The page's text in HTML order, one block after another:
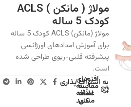
مولاژ ( مانکن ) ACLS
کودک 5 ساله
مولاژ (مانکن) ACLS کودک 5 ساله
برای آموزش امدادهای اورژانسی
پیشرفته قلبی-ریوی طراحی شده
است.
برای
مقایسه
اضافه
کنید
افزودن
به
علاقه
مندی
به اشتراک پذاری